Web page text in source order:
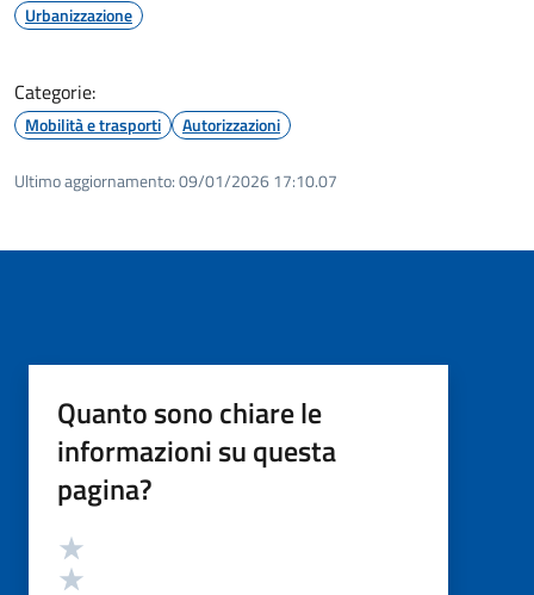
Urbanizzazione
Categorie:
Mobilità e trasporti Autorizzazioni
Ultimo aggiornamento:09/01/2026 17:10.07
Quanto sono chiare le
informazioni su questa
pagina?
Valutazione